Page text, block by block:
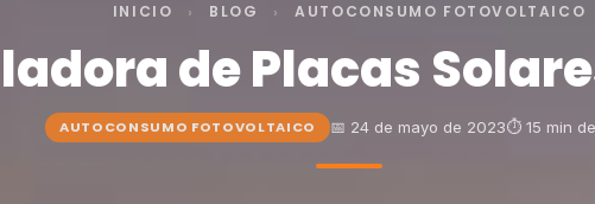
INICIO › BLOG › AUTOCONSUMO FOTOVOLTAICO
de Placas
AUTOCONSUMO FOTOVOLTAICO 📅 24 de mayo de 2023⏱ 15 min